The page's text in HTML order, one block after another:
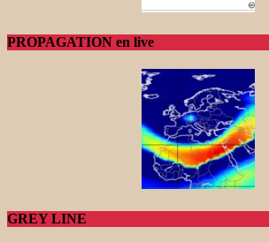
PROPAGATION en live
GREY LINE